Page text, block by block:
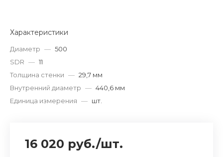
Характеристики
Диаметр — 500
SDR — 11
Толщина стенки — 29,7 мм
Внутренний диаметр — 440,6 мм
Единица измерения — шт.
16 020 руб./шт.